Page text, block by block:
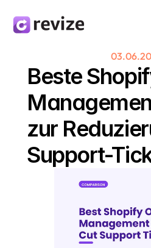
Beste
zur
Support-